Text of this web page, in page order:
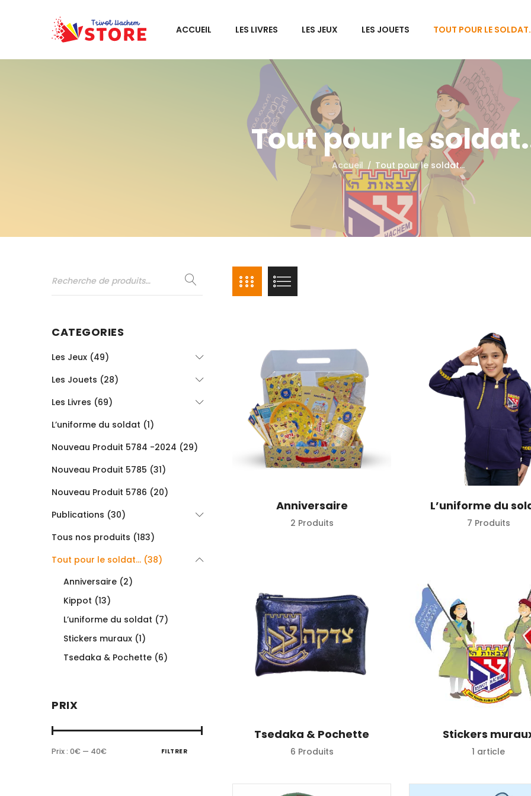
ACCUEIL LES LIVRES LES JEUX LES JOUETS TOUT POUR LE
Tout pour le
Accueil / Tout pour le soldat...
CATEGORIES
Les Jeux (49)
Les Jouets (28)
Les Livres (69)
L’uniforme du soldat (1)
Nouveau Produit 5784 -2024 (29)
Nouveau Produit 5785 (31)
Nouveau Produit 5786 (20)
Publications (30)
Tous nos produits (183)
Tout pour le soldat... (38)
Anniversaire (2)
Kippot (13)
L’uniforme du soldat (7)
Stickers muraux (1)
Tsedaka & Pochette (6)
PRIX
FILTRER
Prix : 0€ — 40€
Anniversaire
2 Produits
L’uniforme du
7 Produits
Tsedaka & Pochette
6 Produits
Stickers
1 article